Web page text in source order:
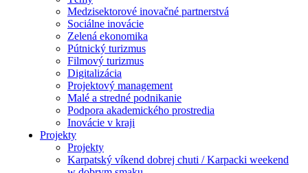
Medzisektorové inovačné partnerstvá
Sociálne inovácie
Zelená ekonomika
Pútnický turizmus
Filmový turizmus
Digitalizácia
Projektový management
Malé a stredné podnikanie
Podpora akademického prostredia
Inovácie v kraji
Projekty
Projekty
Karpatský víkend dobrej chuti / Karpacki weekend